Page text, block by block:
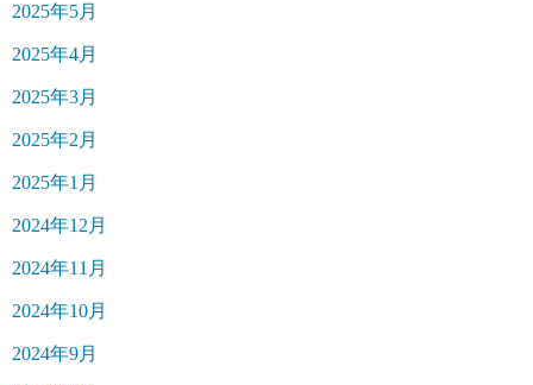
2025年5月
2025年4月
2025年3月
2025年2月
2025年1月
2024年12月
2024年11月
2024年10月
2024年9月